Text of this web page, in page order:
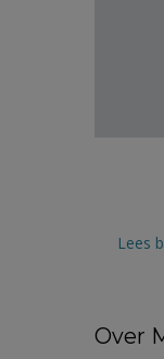
Lees
Over